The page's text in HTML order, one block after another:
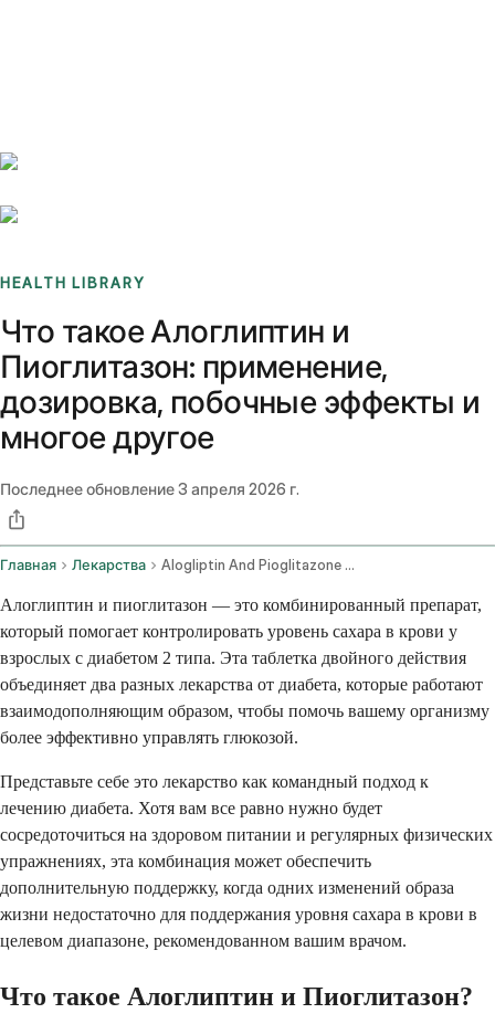
HEALTH LIBRARY
Что такое Алоглиптин и
Пиоглитазон: применение,
дозировка, побочные эффекты и
многое другое
Последнее обновление3 апреля 2026 г.
Главная Лекарства Alogliptin And Pioglitazone Oral Route
Алоглиптин и пиоглитазон — это комбинированный препарат,
который помогает контролировать уровень сахара в крови у
взрослых с диабетом 2 типа. Эта таблетка двойного действия
объединяет два разных лекарства от диабета, которые работают
взаимодополняющим образом, чтобы помочь вашему организму
более эффективно управлять глюкозой.
Представьте себе это лекарство как командный подход к
лечению диабета. Хотя вам все равно нужно будет
сосредоточиться на здоровом питании и регулярных физических
упражнениях, эта комбинация может обеспечить
дополнительную поддержку, когда одних изменений образа
жизни недостаточно для поддержания уровня сахара в крови в
целевом диапазоне, рекомендованном вашим врачом.
Что такое Алоглиптин и Пиоглитазон?